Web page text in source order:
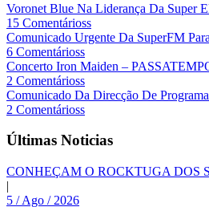
Voronet Blue Na Liderança Da Super
15 Comentárioss
Comunicado Urgente Da SuperFM
6 Comentárioss
Concerto Iron Maiden –
2 Comentárioss
Comunicado Da Direcção De
2 Comentárioss
Últimas Noticias
CONHEÇAM O ROCKTUGA DOS
|
5 / Ago / 2026